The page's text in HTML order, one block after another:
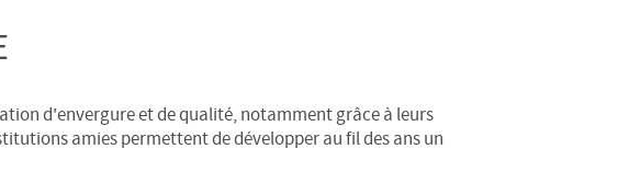
d'envergure et de qualité, notamment grâce à leurs
amies permettent de développer au fil des ans un